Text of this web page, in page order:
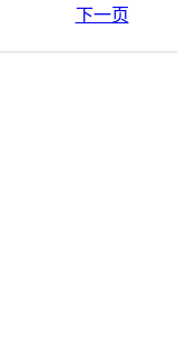
下一页